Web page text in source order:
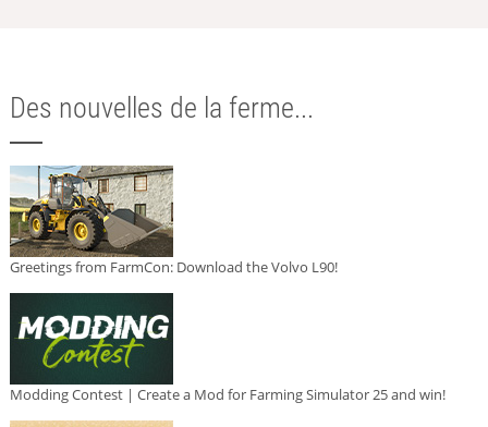
Des nouvelles de la ferme...
Greetings from FarmCon: Download the Volvo L90!
Modding Contest | Create a Mod for Farming Simulator 25 and win!